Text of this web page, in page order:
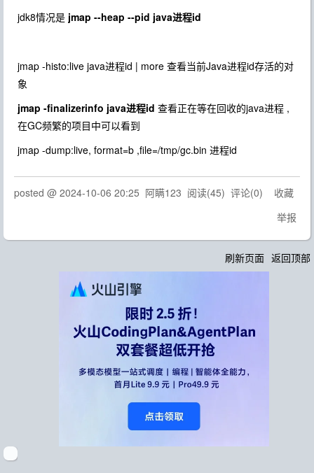
jdk8情况是 jmap --heap --pid java进程id
jmap -histo:live java进程id | more 查看当前Java进程id存活的对
象
jmap -finalizerinfo java进程id 查看正在等在回收的java进程 ,
在GC频繁的项目中可以看到
jmap -dump:live, format=b ,file=/tmp/gc.bin 进程id
posted @ 2024-10-06 20:25 阿瞒123 阅读(45) 评论(0) 收藏
举报
刷新页面 返回顶部